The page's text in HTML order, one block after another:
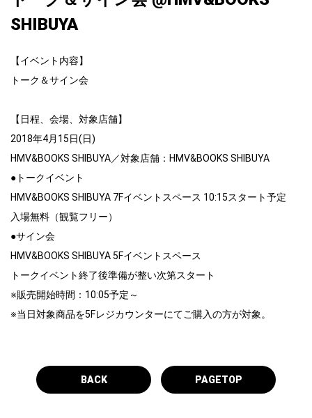
SHIBUYA
【イベント内容】
トーク＆サイン会
【日程、会場、対象店舗】
2018年4月15日(日)
HMV&BOOKS SHIBUYA／対象店舗：HMV&BOOKS SHIBUYA
●トークイベント
HMV&BOOKS SHIBUYA 7Fイベントスペース 10:15スタート予定
入場無料（観覧フリー）
●サイン会
HMV&BOOKS SHIBUYA 5Fイベントスペース
トークイベント終了後準備が整い次第スタート
※販売開始時間：10:05予定～
※当日対象商品を5Fレジカウンターにてご購入の方が対象。
BACK PAGETOP